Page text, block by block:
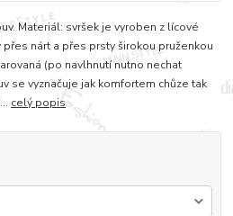
Materiál: svršek je vyroben z lícové
nárt a přes prsty širokou pruženkou
(po navlhnutí nutno nechat
se vyznačuje jak komfortem chůze tak
celý popis